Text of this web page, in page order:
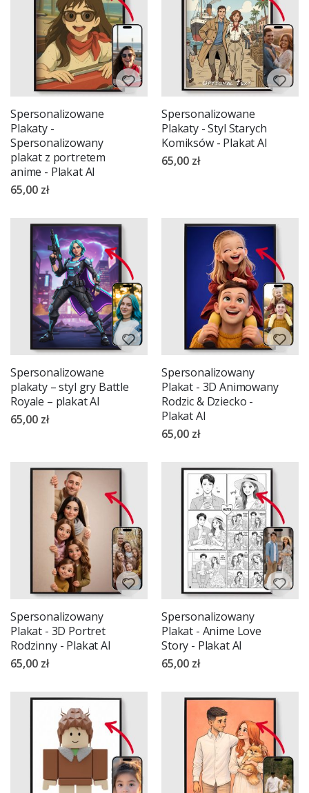
Spersonalizowane
Plakaty -
Spersonalizowany
plakat z portretem
anime - Plakat AI
65,00 zł
Spersonalizowane
Plakaty - Styl Starych
Komiksów - Plakat AI
65,00 zł
Spersonalizowane
plakaty – styl gry Battle
Royale – plakat AI
65,00 zł
Spersonalizowany
Plakat - 3D Animowany
Rodzic & Dziecko -
Plakat AI
65,00 zł
Spersonalizowany
Plakat - 3D Portret
Rodzinny - Plakat AI
65,00 zł
Spersonalizowany
Plakat - Anime Love
Story - Plakat AI
65,00 zł